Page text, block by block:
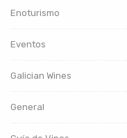
Enoturismo
Eventos
Galician Wines
General